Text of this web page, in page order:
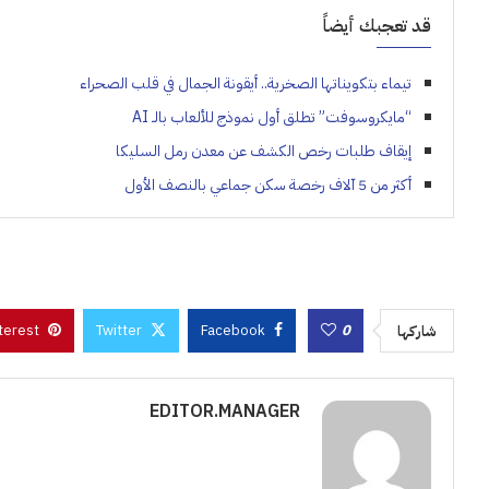
قد تعجبك أيضاً
تيماء بتكويناتها الصخرية.. أيقونة الجمال في قلب الصحراء
“مايكروسوفت” تطلق أول نموذج للألعاب بالـ AI
إيقاف طلبات رخص الكشف عن معدن رمل السليكا
أكثر من 5 آلاف رخصة سكن جماعي بالنصف الأول
شاركها 0
Facebook
Twitter
EDITOR.MANAGER